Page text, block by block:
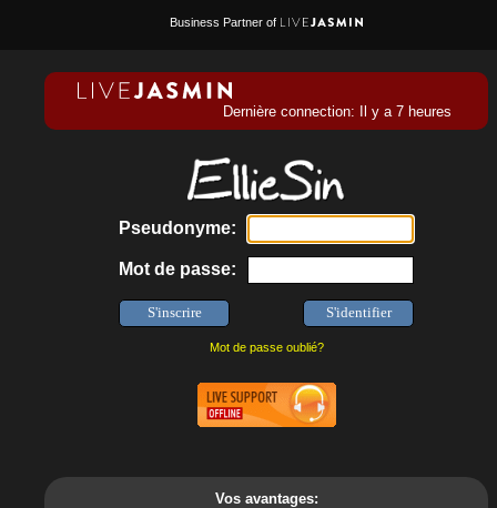
Business Partner of
Dernière connection: Il y a 7 heures
Pseudonyme:
Mot de passe:
Mot de passe oublié?
Vos avantages: